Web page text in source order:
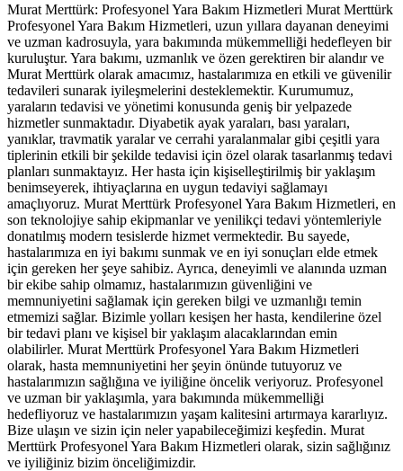
Murat Merttürk: Profesyonel Yara Bakım Hizmetleri Murat Merttürk
Profesyonel Yara Bakım Hizmetleri, uzun yıllara dayanan deneyimi
ve uzman kadrosuyla, yara bakımında mükemmelliği hedefleyen bir
kuruluştur. Yara bakımı, uzmanlık ve özen gerektiren bir alandır ve
Murat Merttürk olarak amacımız, hastalarımıza en etkili ve güvenilir
tedavileri sunarak iyileşmelerini desteklemektir. Kurumumuz,
yaraların tedavisi ve yönetimi konusunda geniş bir yelpazede
hizmetler sunmaktadır. Diyabetik ayak yaraları, bası yaraları,
yanıklar, travmatik yaralar ve cerrahi yaralanmalar gibi çeşitli yara
tiplerinin etkili bir şekilde tedavisi için özel olarak tasarlanmış tedavi
planları sunmaktayız. Her hasta için kişiselleştirilmiş bir yaklaşım
benimseyerek, ihtiyaçlarına en uygun tedaviyi sağlamayı
amaçlıyoruz. Murat Merttürk Profesyonel Yara Bakım Hizmetleri, en
son teknolojiye sahip ekipmanlar ve yenilikçi tedavi yöntemleriyle
donatılmış modern tesislerde hizmet vermektedir. Bu sayede,
hastalarımıza en iyi bakımı sunmak ve en iyi sonuçları elde etmek
için gereken her şeye sahibiz. Ayrıca, deneyimli ve alanında uzman
bir ekibe sahip olmamız, hastalarımızın güvenliğini ve
memnuniyetini sağlamak için gereken bilgi ve uzmanlığı temin
etmemizi sağlar. Bizimle yolları kesişen her hasta, kendilerine özel
bir tedavi planı ve kişisel bir yaklaşım alacaklarından emin
olabilirler. Murat Merttürk Profesyonel Yara Bakım Hizmetleri
olarak, hasta memnuniyetini her şeyin önünde tutuyoruz ve
hastalarımızın sağlığına ve iyiliğine öncelik veriyoruz. Profesyonel
ve uzman bir yaklaşımla, yara bakımında mükemmelliği
hedefliyoruz ve hastalarımızın yaşam kalitesini artırmaya kararlıyız.
Bize ulaşın ve sizin için neler yapabileceğimizi keşfedin. Murat
Merttürk Profesyonel Yara Bakım Hizmetleri olarak, sizin sağlığınız
ve iyiliğiniz bizim önceliğimizdir.